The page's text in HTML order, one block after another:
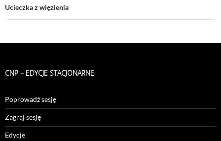
Ucieczka z więzienia
CNP – EDYCJE STACJONARNE
Poprowadź sesję
Zagraj sesję
Edycje